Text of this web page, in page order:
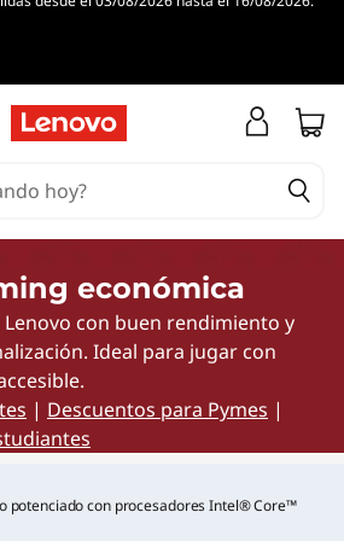
económica
con buen rendimiento y
Ideal para jugar con
| Descuentos para Pymes |
potenciado con procesadores Intel® Core™